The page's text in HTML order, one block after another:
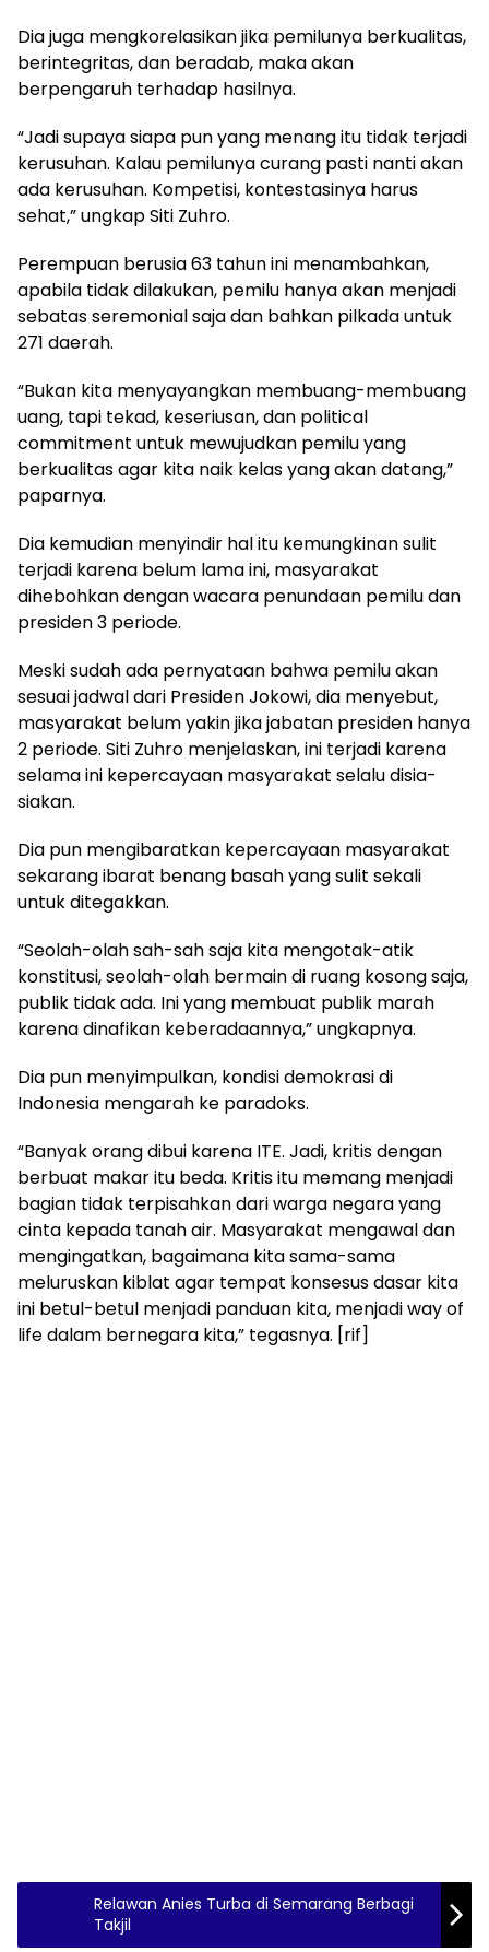
Dia juga mengkorelasikan jika pemilunya berkualitas,
berintegritas, dan beradab, maka akan
berpengaruh terhadap hasilnya.
“Jadi supaya siapa pun yang menang itu tidak terjadi
kerusuhan. Kalau pemilunya curang pasti nanti akan
ada kerusuhan. Kompetisi, kontestasinya harus
sehat,” ungkap Siti Zuhro.
Perempuan berusia 63 tahun ini menambahkan,
apabila tidak dilakukan, pemilu hanya akan menjadi
sebatas seremonial saja dan bahkan pilkada untuk
271 daerah.
“Bukan kita menyayangkan membuang-membuang
uang, tapi tekad, keseriusan, dan political
commitment untuk mewujudkan pemilu yang
berkualitas agar kita naik kelas yang akan datang,”
paparnya.
Dia kemudian menyindir hal itu kemungkinan sulit
terjadi karena belum lama ini, masyarakat
dihebohkan dengan wacara penundaan pemilu dan
presiden 3 periode.
Meski sudah ada pernyataan bahwa pemilu akan
sesuai jadwal dari Presiden Jokowi, dia menyebut,
masyarakat belum yakin jika jabatan presiden hanya
2 periode. Siti Zuhro menjelaskan, ini terjadi karena
selama ini kepercayaan masyarakat selalu disia-
siakan.
Dia pun mengibaratkan kepercayaan masyarakat
sekarang ibarat benang basah yang sulit sekali
untuk ditegakkan.
“Seolah-olah sah-sah saja kita mengotak-atik
konstitusi, seolah-olah bermain di ruang kosong saja,
publik tidak ada. Ini yang membuat publik marah
karena dinafikan keberadaannya,” ungkapnya.
Dia pun menyimpulkan, kondisi demokrasi di
Indonesia mengarah ke paradoks.
“Banyak orang dibui karena ITE. Jadi, kritis dengan
berbuat makar itu beda. Kritis itu memang menjadi
bagian tidak terpisahkan dari warga negara yang
cinta kepada tanah air. Masyarakat mengawal dan
mengingatkan, bagaimana kita sama-sama
meluruskan kiblat agar tempat konsesus dasar kita
ini betul-betul menjadi panduan kita, menjadi way of
life dalam bernegara kita,” tegasnya. [rif]
Relawan Anies Turba di Semarang Berbagi
Takjil